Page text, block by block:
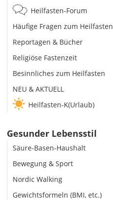
Heilfasten-Forum
Häufige Fragen zum Heilfasten
Reportagen & Bücher
Religiöse Fastenzeit
Besinnliches zum Heilfasten
NEU & AKTUELL
Heilfasten-K(Urlaub)
Gesunder Lebensstil
Säure-Basen-Haushalt
Bewegung & Sport
Nordic Walking
Gewichtsformeln (BMI, etc.)